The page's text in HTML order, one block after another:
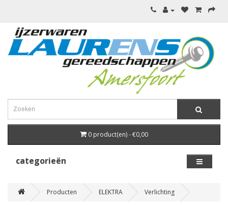
0 product(en) - €0,00
categorieën
Producten ELEKTRA Verlichting